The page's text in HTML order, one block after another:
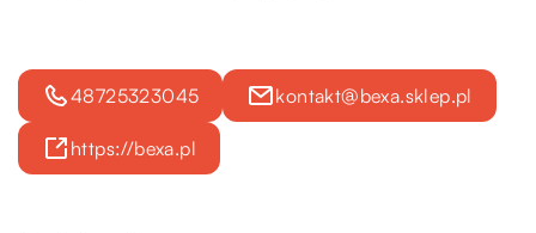
48725323045 kontakt@bexa.sklep.pl
https://bexa.pl